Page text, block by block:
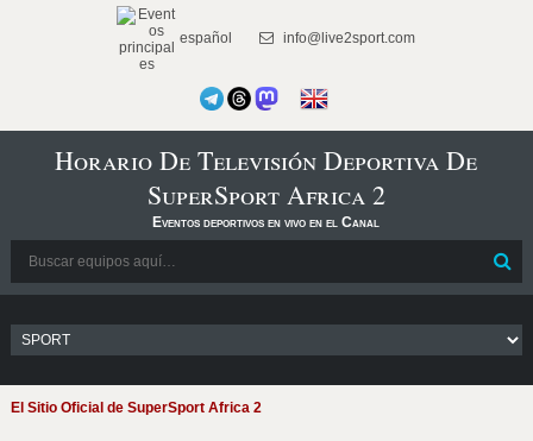
español info@live2sport.com
Horario De Televisión Deportiva De
SuperSport Africa 2
Eventos deportivos en vivo en el Canal
El Sitio Oficial de SuperSport Africa 2